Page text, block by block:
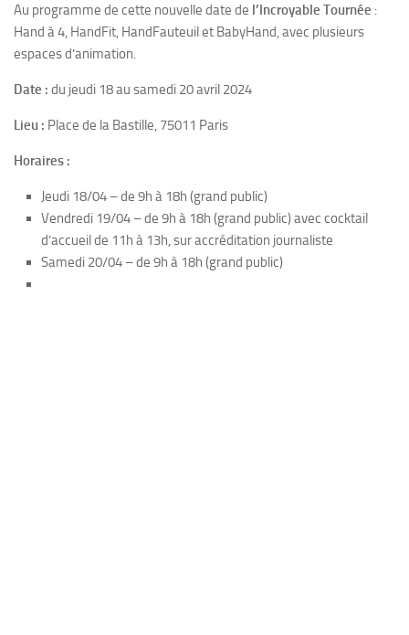
Au programme de cette nouvelle date de l’Incroyable Tournée :
Hand à 4, HandFit, HandFauteuil et BabyHand, avec plusieurs
espaces d’animation.
Date : du jeudi 18 au samedi 20 avril 2024
Lieu : Place de la Bastille, 75011 Paris
Horaires :
Jeudi 18/04 – de 9h à 18h (grand public)
Vendredi 19/04 – de 9h à 18h (grand public) avec cocktail
d’accueil de 11h à 13h, sur accréditation journaliste
Samedi 20/04 – de 9h à 18h (grand public)